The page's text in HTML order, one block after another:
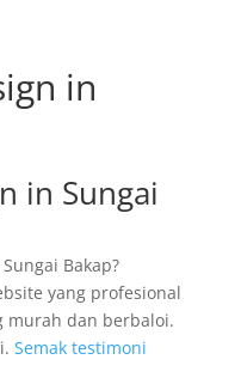
in
in Sungai
Bakap?
yang profesional
murah dan berbaloi.
Semak testimoni